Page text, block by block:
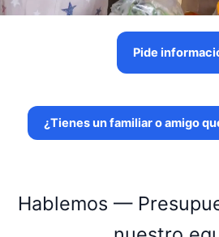
Pide
¿Tienes un familiar o amigo
Hablemos —